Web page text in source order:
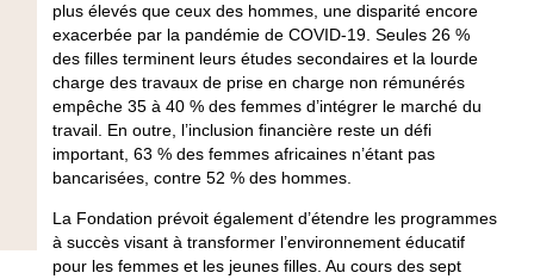
plus élevés que ceux des hommes, une disparité encore
exacerbée par la pandémie de COVID-19. Seules 26 %
des filles terminent leurs études secondaires et la lourde
charge des travaux de prise en charge non rémunérés
empêche 35 à 40 % des femmes d’intégrer le marché du
travail. En outre, l’inclusion financière reste un défi
important, 63 % des femmes africaines n’étant pas
bancarisées, contre 52 % des hommes.
La Fondation prévoit également d’étendre les programmes
à succès visant à transformer l’environnement éducatif
pour les femmes et les jeunes filles. Au cours des sept